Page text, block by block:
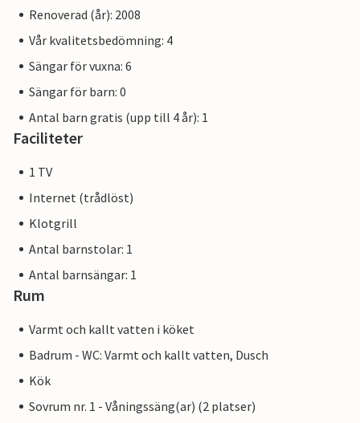
Renoverad (år): 2008
Vår kvalitetsbedömning: 4
Sängar för vuxna: 6
Sängar för barn: 0
Antal barn gratis (upp till 4 år): 1
Faciliteter
1 TV
Internet (trådlöst)
Klotgrill
Antal barnstolar: 1
Antal barnsängar: 1
Rum
Varmt och kallt vatten i köket
Badrum - WC: Varmt och kallt vatten, Dusch
Kök
Sovrum nr. 1 - Våningssäng(ar) (2 platser)